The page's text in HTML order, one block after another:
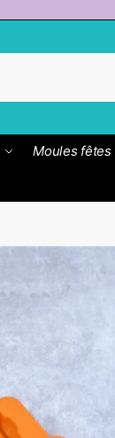
Moules fêtes